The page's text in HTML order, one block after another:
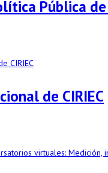
Pública
de CIRIEC